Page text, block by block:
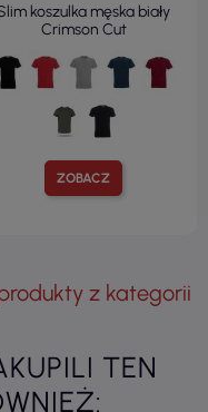
ZOBACZ
koszulka męska biały
Crimson Cut
z kategorii
TEN